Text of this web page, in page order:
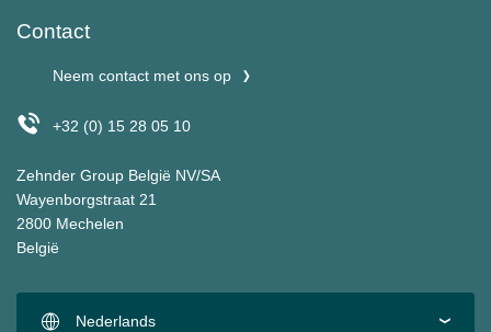
Contact
Neem contact met ons op
+32 (0) 15 28 05 10
Zehnder Group België NV/SA
Wayenborgstraat 21
2800 Mechelen
België
Nederlands